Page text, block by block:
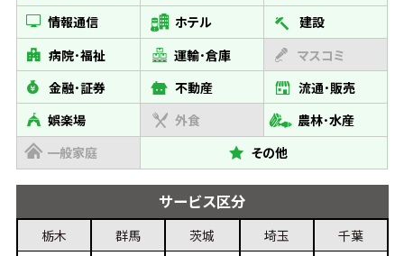
情報通信
ホテル
建設
病院･福祉
運輸･倉庫
マスコミ
金融･証券
不動産
流通･販売
娯楽場
外食
農林･水産
一般家庭
その他
サービス区分
栃木
群馬
茨城
埼玉
千葉